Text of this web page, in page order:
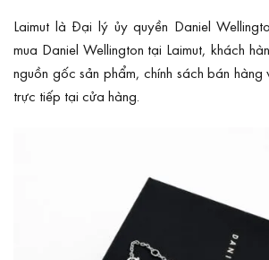
Laimut là Đại lý ủy quyền Daniel
mua Daniel Wellington tại Laimut, khách
nguồn gốc sản phẩm, chính sách bán hàng
trực tiếp tại cửa hàng.